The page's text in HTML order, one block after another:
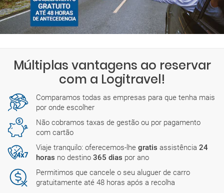
Múltiplas vantagens ao reservar
com a Logitravel!
Comparamos todas as empresas para que tenha mais
por onde escolher
Não cobramos taxas de gestão ou por pagamento
com cartão
Viaje tranquilo: oferecemos-lhe gratis assistência 24
horas no destino 365 dias por ano
Permitimos que cancele o seu aluguer de carro
gratuitamente até 48 horas após a recolha